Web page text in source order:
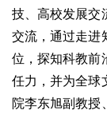
技、高校发展交
交流，通过走进
位，探知科教前
任力，并为全球
院李东旭副教授